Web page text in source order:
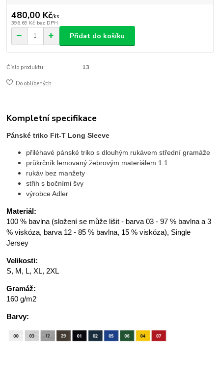
480,00 Kč/ks
396,69 Kč bez DPH
Přidat do košíku
Číslo produktu: 13
Do oblíbených
Kompletní specifikace
Pánské triko Fit-T Long Sleeve
přiléhavé pánské triko s dlouhým rukávem střední gramáže
průkrčník lemovaný žebrovým materiálem 1:1
rukáv bez manžety
střih s bočními švy
výrobce Adler
Materiál:
100 % bavlna (složení se může lišit - barva 03 - 97 % bavlna a 3
% viskóza, barva 12 - 85 % bavlna, 15 % viskóza), Single
Jersey
Velikosti:
S, M, L, XL, 2XL
Gramáž:
160 g/m2
Barvy: